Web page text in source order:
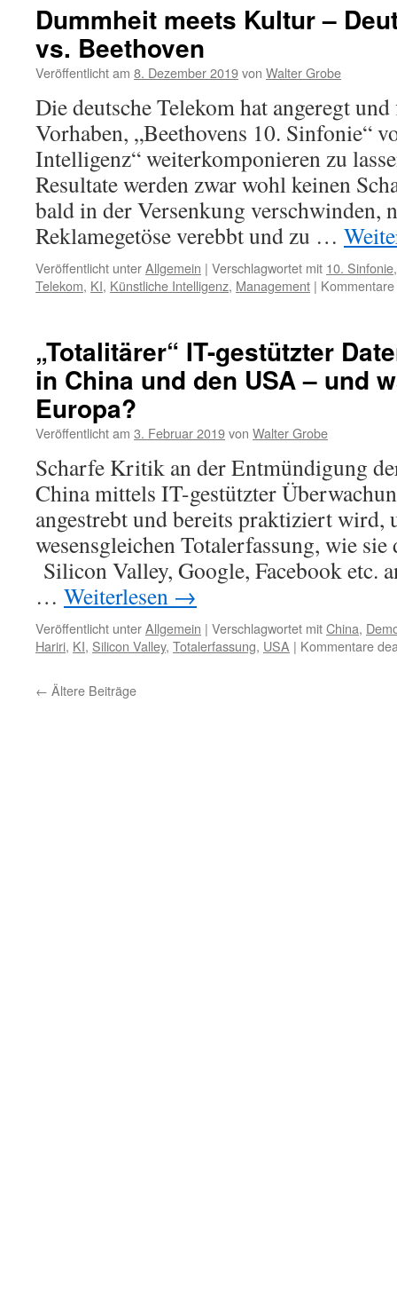
Dummheit meets Kultur –
vs. Beethoven
Veröffentlicht am 8. Dezember 2019von Walter Grobe
Die deutsche Telekom hat angeregt
Vorhaben, „Beethovens 10. Sinfonie“
Intelligenz“ weiterkomponieren zu
Resultate werden zwar wohl keinen
bald in der Versenkung verschwinden,
Reklamegetöse verebbt und zu …
Veröffentlicht unterAllgemein | Verschlagwortet mit 10. Sinfonie
Telekom, KI, Künstliche Intelligenz, Management |
„Totalitärer“ IT-gestützter
in China und den USA – und
Europa?
Veröffentlicht am 3. Februar 2019von Walter Grobe
Scharfe Kritik an der Entmündigung
China mittels IT-gestützter
angestrebt und bereits praktiziert wird,
wesensgleichen Totalerfassung, wie sie
Silicon Valley, Google, Facebook etc.
… Weiterlesen →
Veröffentlicht unterAllgemein | Verschlagwortet mitChina,
Hariri, KI, Silicon Valley, Totalerfassung, USA | Kommentare
← Ältere Beiträge